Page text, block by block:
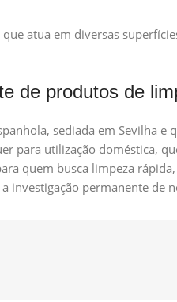
atua em diversas
de produtos de
sediada em Sevilha
para utilização doméstica,
quem busca limpeza
investigação permanente de